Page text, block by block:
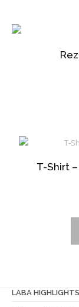
T-Shirt
LABA HIGHLIGHTS